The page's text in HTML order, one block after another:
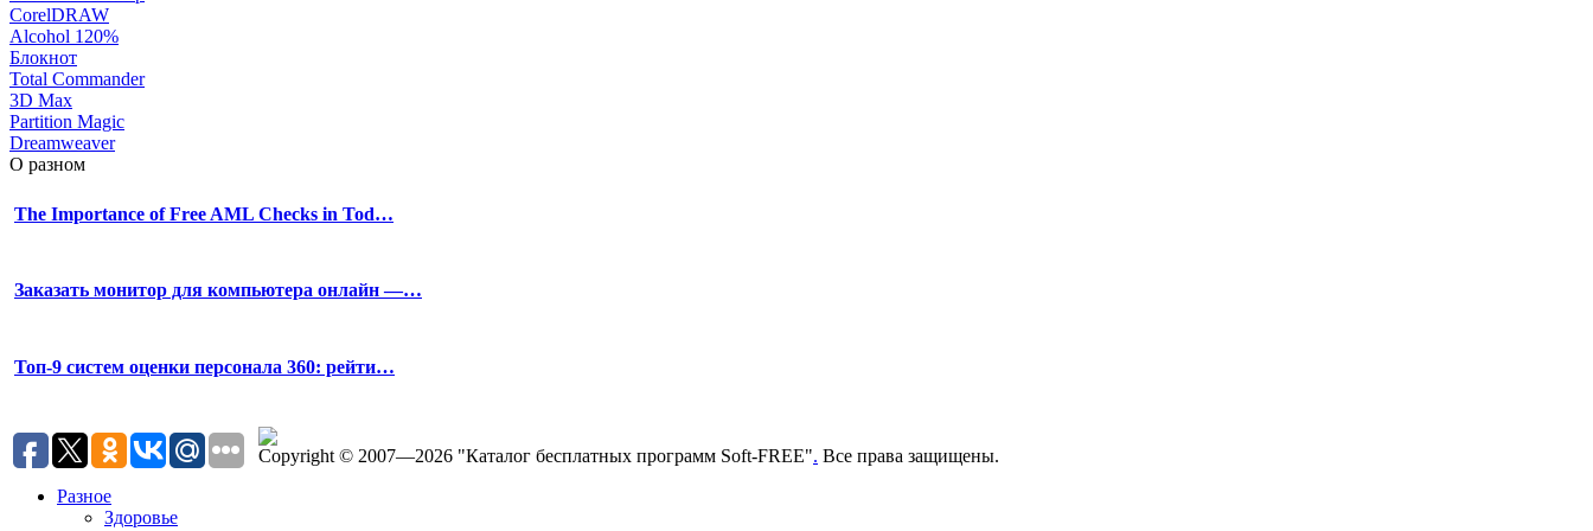
CorelDRAW
Alcohol 120%
Блокнот
Total Commander
3D Max
Partition Magic
Dreamweaver
О разном
The Importance of Free AML Checks in Tod…
Заказать монитор для компьютера онлайн —…
Топ-9 систем оценки персонала 360: рейти…
Copyright © 2007—2026 "Каталог бесплатных программ Soft-FREE". Все права защищены.
Разное
Здоровье